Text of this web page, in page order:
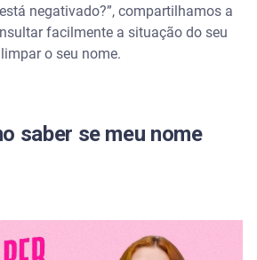
“nome sujo” é utilizada?
depois de 5 anos?
sobre como saber se o nome
negativado?”, compartilhamos a
facilmente a situação do seu
o seu nome.
saber se meu nome